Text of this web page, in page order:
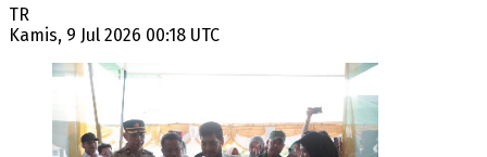
TR
Kamis, 9 Jul 2026 00:18 UTC